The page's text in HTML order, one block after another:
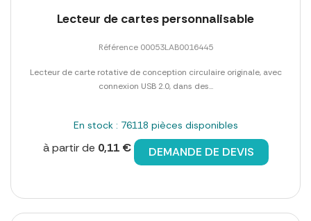
Lecteur de cartes personnalisable
Référence 00053LAB0016445
Lecteur de carte rotative de conception circulaire originale, avec
connexion USB 2.0, dans des...
En stock : 76118 pièces disponibles
à partir de 0,11 € DEMANDE DE DEVIS